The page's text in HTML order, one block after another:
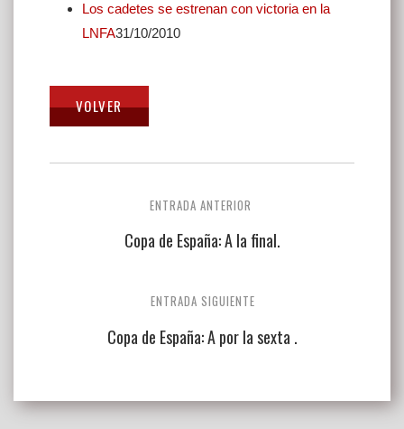
Los cadetes se estrenan con victoria en la
LNFA31/10/2010
ENTRADA ANTERIOR
Copa de España: A la final.
ENTRADA SIGUIENTE
Copa de España: A por la sexta .